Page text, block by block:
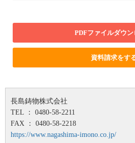
PDFファイルダウン
資料請求をす
長島鋳物株式会社
TEL ： 0480-58-2211
FAX ： 0480-58-2218
https://www.nagashima-imono.co.jp/